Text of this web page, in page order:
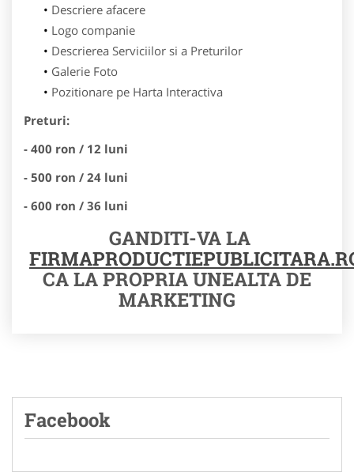
Descriere afacere
Logo companie
Descrierea Serviciilor si a Preturilor
Galerie Foto
Pozitionare pe Harta Interactiva
Preturi:
- 400 ron / 12 luni
- 500 ron / 24 luni
- 600 ron / 36 luni
GANDITI-VA LA
CA LA PROPRIA UNEALTA DE
MARKETING
Facebook